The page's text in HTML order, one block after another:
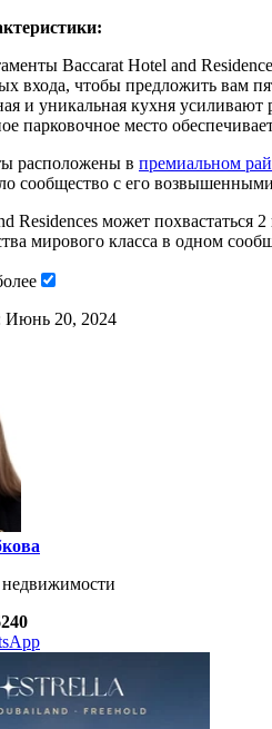
Baccarat Hotel and
входа, чтобы предложить вам
и уникальная кухня усиливают
парковочное место
расположены в премиальном
сообщество с его
Residences может
мирового класса в одном
Июнь 20, 2024
недвижимости